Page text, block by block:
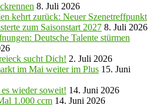
8. Juli 2026
kehrt zurück: Neuer Szenetreffpunkt
zum Saisonstart 2027 8. Juli 2026
Deutsche Talente stürmen
sucht Dich! 2. Juli 2026
im Mai weiter im Plus 15. Juni
wieder soweit! 14. Juni 2026
1.000 ccm 14. Juni 2026